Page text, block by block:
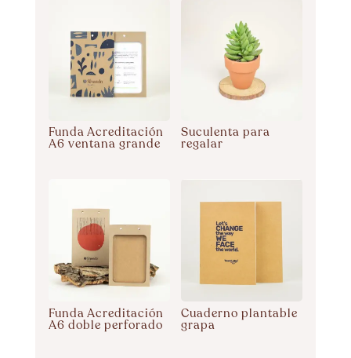
Funda Acreditación
A6 ventana grande
Suculenta para
regalar
Funda Acreditación
A6 doble perforado
Cuaderno plantable
grapa